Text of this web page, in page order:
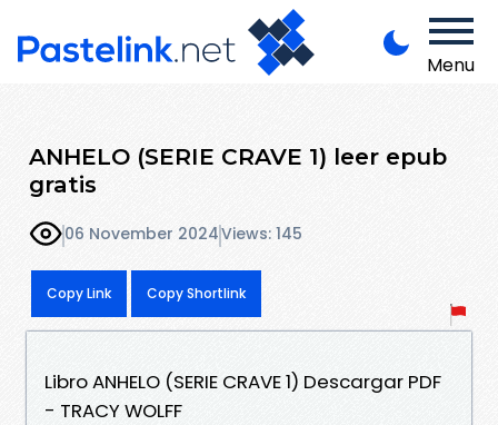
Menu
ANHELO (SERIE CRAVE 1) leer epub
gratis
06 November 2024Views: 145
Copy Link Copy Shortlink
Libro ANHELO (SERIE CRAVE 1) Descargar PDF
- TRACY WOLFF